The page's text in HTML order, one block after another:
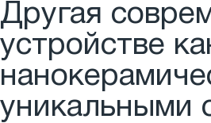
Другая
устройстве
уникальными